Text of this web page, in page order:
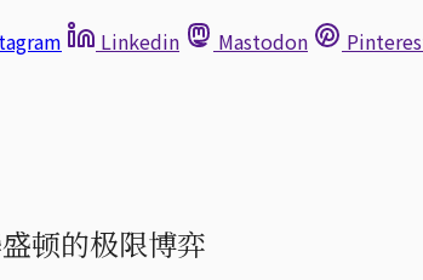
Linkedin Mastodon
顿的极限博弈